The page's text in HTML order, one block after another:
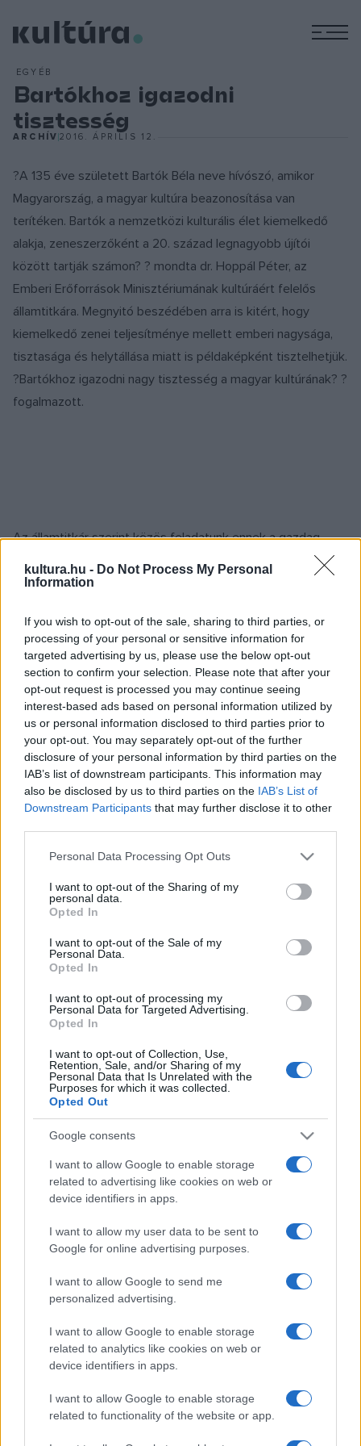
kultura.hu - Do Not Process My Personal
Information
If you wish to opt-out of the sale, sharing to third parties, or
processing of your personal or sensitive information for
targeted advertising by us, please use the below opt-out
section to confirm your selection. Please note that after your
opt-out request is processed you may continue seeing
interest-based ads based on personal information utilized by
us or personal information disclosed to third parties prior to
your opt-out. You may separately opt-out of the further
disclosure of your personal information by third parties on the
IAB’s list of downstream participants. This information may
also be disclosed by us to third parties on the IAB’s List of
Downstream Participants that may further disclose it to other
Please note that this website/app uses one or more Google
not limited to your visit or usage behaviour. You may click to
grant or deny consent to Google and its third-party tags to
use your data for below specified purposes in below Google
consent section.
Personal Data Processing Opt Outs
I want to opt-out of the Sharing of my
personal data.
Opted In
I want to opt-out of the Sale of my
Personal Data.
Opted In
I want to opt-out of processing my
Personal Data for Targeted Advertising.
Opted In
I want to opt-out of Collection, Use,
Retention, Sale, and/or Sharing of my
Personal Data that Is Unrelated with the
Purposes for which it was collected.
Opted Out
Google consents
I want to allow Google to enable storage
related to advertising like cookies on web or
device identifiers in apps.
I want to allow my user data to be sent to
Google for online advertising purposes.
I want to allow Google to send me
personalized advertising.
I want to allow Google to enable storage
related to analytics like cookies on web or
device identifiers in apps.
I want to allow Google to enable storage
related to functionality of the website or app.
EGYÉB
Bartókhoz igazodni
tisztesség
ARCHÍV2016. ÁPRILIS 12.
?A 135 éve született Bartók Béla neve hívószó, amikor
Magyarország, a magyar kultúra beazonosítása van
terítéken. Bartók a nemzetközi kulturális élet kiemelkedő
alakja, zeneszerzőként a 20. század legnagyobb újítói
között tartják számon? ? mondta dr. Hoppál Péter, az
Emberi Erőforrások Minisztériumának kultúráért felelős
államtitkára. Megnyitó beszédében arra is kitért, hogy
kiemelkedő zenei teljesítménye mellett emberi nagysága,
tisztasága és helytállása miatt is példaképként tisztelhetjük.
?Bartókhoz igazodni nagy tisztesség a magyar kultúrának? ?
fogalmazott.
Az államtitkár szerint közös feladatunk ennek a gazdag
kulturális örökségnek a megőrzése. ?Minden kornak meg
kell találnia a maga eszközeit ahhoz, hogy Bartók
fűzte hozzá. A kormányzat erre irányuló törekvését
ismertetve megtudhattuk: idén 940 millió forinttal, jövőre
pedig még további 100 millió forinttal támogatják a Bartók-
év programjait, amelyek között kiállítások, konferenciák,
hangversenyek, oktatási programok, nemzetközi
események is szerepelnek. AMikrokozmosz ?Bevezetés
Bartók Béla világábacímű tárlatról elmondta, hogy zenei
anyagok kíséretében tizenkét tablón, kilenc nyelven
mutatják be a zeneszerző életművét. Dr. Hoppál Péter
rámutatott, hogy a mintegy kétéves kiemelt
programsorozat célja itthon is újra ráirányítani a figyelmet
Hammerstein Judit, a Balassi Intézet főigazgatója a 22 éves
Bartók Béla gondolatait idézte a megnyitón. ?Az egymás
felé fordulás különleges eszköze a zene közös nyelve.
Bartók tevékenysége minden bizonnyal közelebb hozta
egymáshoz a Kárpát-medencében élő embereket? ?
utókornak, megteremtve a modern zenepedagógia alapjait.
Az alkotás és a kutatás szorosan összefonódott életében.
igényességet és a fegyelmezett munkába vetett hitet
A kiállítás tizenkét tablójának mindegyike egy-egy
jellegzetes téma köré épül - a személyiség, a magánélet, a
nyilvánosság előtti szerep - és a zeneszerzői,
népzenekutatói és tudományos életpálya különböző oldalait
mutatja be.